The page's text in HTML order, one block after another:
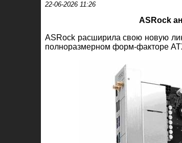
22-06-2026 11:26
ASRock
ASRock расширила свою новую
полноразмерном форм-факторе